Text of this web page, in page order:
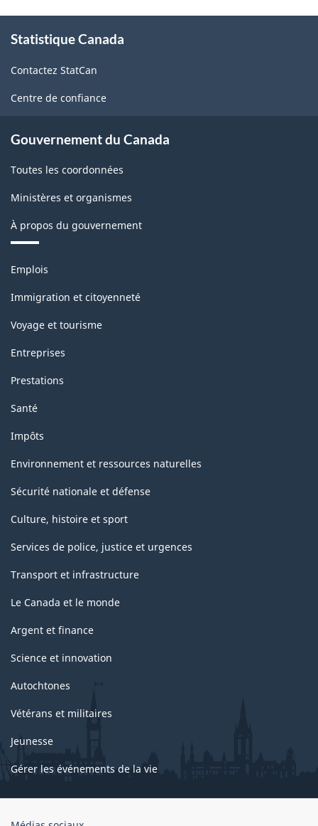
HTML
nationaux
du
propos
ce
site
Statistique Canada
Contactez StatCan
Centre de confiance
Gouvernement du Canada
Toutes les coordonnées
Ministères et organismes
À propos du gouvernement
Thèmes
sujets
Emplois
Immigration et citoyenneté
Voyage et tourisme
Entreprises
Prestations
Santé
Impôts
Environnement et ressources naturelles
Sécurité nationale et défense
Culture, histoire et sport
Services de police, justice et urgences
Transport et infrastructure
Le Canada et le monde
Argent et finance
Science et innovation
Autochtones
Vétérans et militaires
Jeunesse
Gérer les événements de la vie